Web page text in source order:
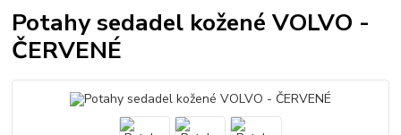
Potahy sedadel kožené VOLVO -
ČERVENÉ